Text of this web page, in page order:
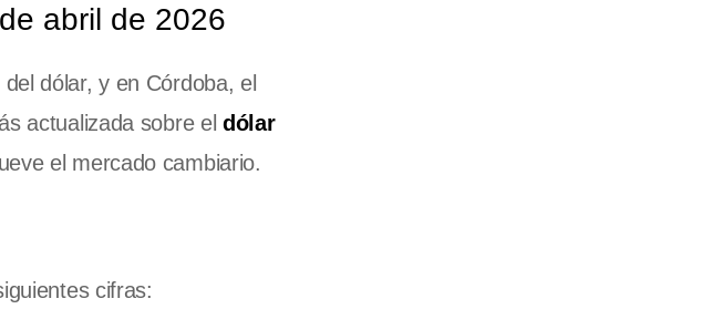
abril de 2026
dólar, y en Córdoba, el
actualizada sobre el dólar
el mercado cambiario.
cifras: